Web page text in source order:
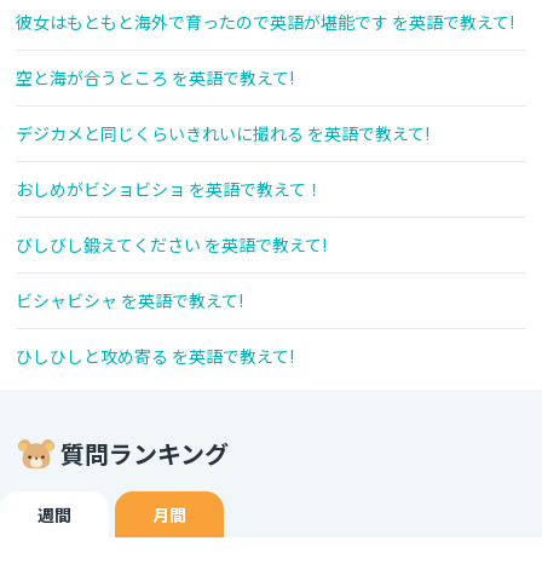
彼女はもともと海外で育ったので英語が堪能です を英語で教えて!
空と海が合うところ を英語で教えて!
デジカメと同じくらいきれいに撮れる を英語で教えて!
おしめがビショビショ を英語で教えて！
びしびし鍛えてください を英語で教えて!
ビシャビシャ を英語で教えて!
ひしひしと攻め寄る を英語で教えて!
質問ランキング
週間 月間